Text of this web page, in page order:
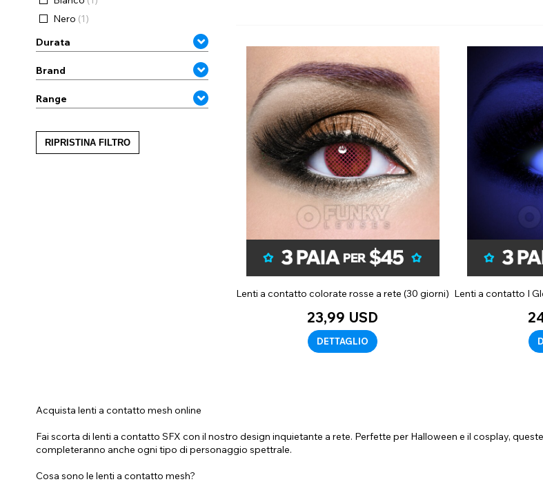
Nero (1)
Durata
Brand
Range
RIPRISTINA FILTRO
Lenti a contatto colorate rosse a rete (30 giorni)
23,99 USD
DETTAGLIO
Lenti a contatto I
Acquista lenti a contatto mesh online
Fai scorta di lenti a contatto SFX con il nostro design inquietante a rete. Perfette per Halloween e il cosplay,
completeranno anche ogni tipo di personaggio spettrale.
Cosa sono le lenti a contatto mesh?